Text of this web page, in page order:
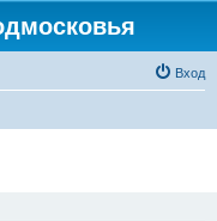
Вход